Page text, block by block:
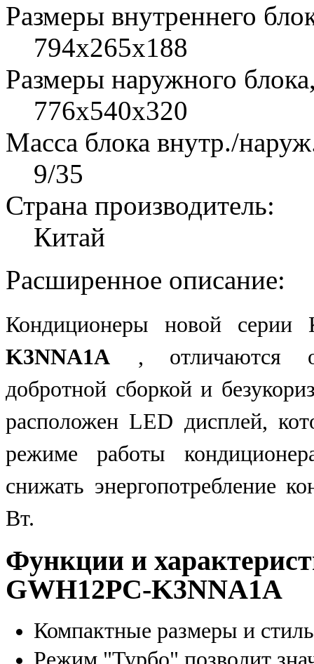
Размеры внутреннего
794x265x188
Размеры наружного
776x540x320
Масса блока внутр./
9/35
Страна производитель:
Китай
Расширенное описание:
Кондиционеры новой
K3NNA1A
, отличаются
добротной сборкой и
расположен LED дисплей,
режиме работы
снижать энергопотребление
Вт.
Функции и
GWH12PC-K3NNA1A
Компактные размеры и